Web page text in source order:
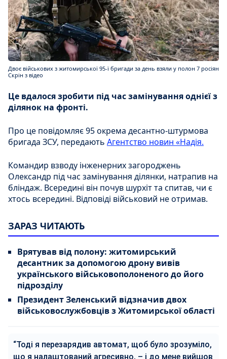
Двоє військових з житомирської 95-ї бригади за день взяли у полон 7 росіян
Скрін з відео
Це вдалося зробити під час замінування однієї з
ділянок на фронті.
Про це повідомляє 95 окрема десантно-штурмова
бригада ЗСУ, передають Агентство новин «Надія.
Командир взводу інженерних загороджень
Олександр під час замінування ділянки, натрапив на
бліндаж. Всередині він почув шурхіт та спитав, чи є
хтось всередині. Відповіді військовий не отримав.
ЗАРАЗ ЧИТАЮТЬ
Врятував від полону: житомирський
десантник за допомогою дрону вивів
українського військовополоненого до його
підрозділу
Президент Зеленський відзначив двох
військовослужбовців з Житомирської області
“Тоді я перезарядив автомат, щоб було зрозуміло,
що я налаштований агресивно, – і до мене вийшов